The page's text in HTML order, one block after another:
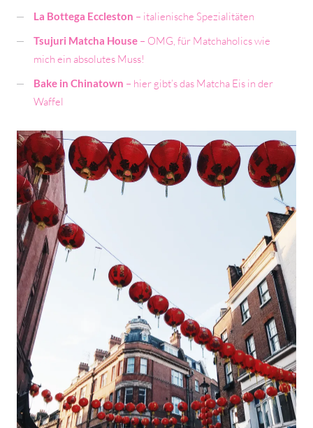
La Bottega Eccleston – italienische Spezialitäten
Tsujuri Matcha House – OMG, für Matchaholics wie
mich ein absolutes Muss!
Bake in Chinatown – hier gibt’s das Matcha Eis in der
Waffel